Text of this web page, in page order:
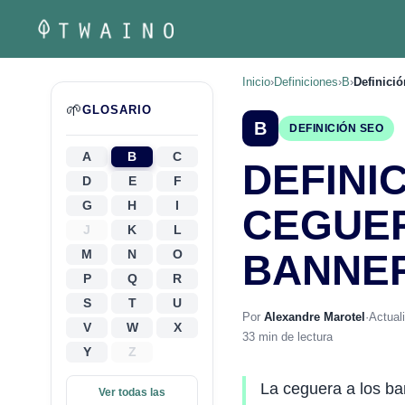
🌱GLOSARIO
A B
C
D
E
F
G
H
I
J
K
L
M
N
O
P
Q
R
S
T
U
V
W
X
Y
Z
Ver todas las
Inicio›Definiciones›B›
B DEFINICIÓN SEO
Por Alexandre Marotel ·
33 min de lectura
La ceguera a los